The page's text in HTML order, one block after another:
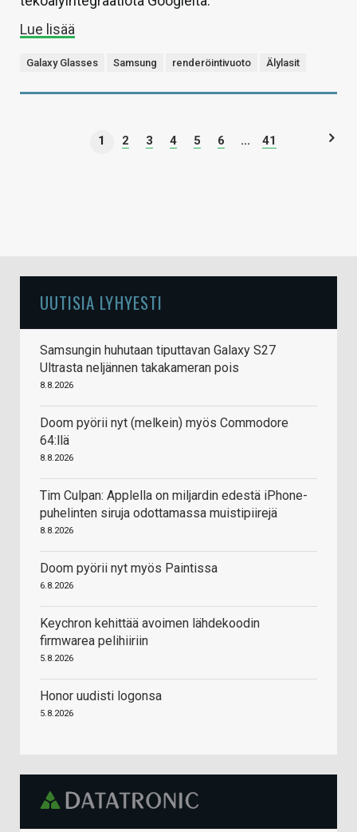
Lue lisää
Galaxy Glasses Samsung renderöintivuoto Älylasit
1 2 3 4 5 6 ... 41
UUTISIA LYHYESTI
Samsungin huhutaan tiputtavan Galaxy S27
Ultrasta neljännen takakameran pois
8.8.2026
Doom pyörii nyt (melkein) myös Commodore
64:llä
8.8.2026
Tim Culpan: Applella on miljardin edestä iPhone-
puhelinten siruja odottamassa muistipiirejä
8.8.2026
Doom pyörii nyt myös Paintissa
6.8.2026
Keychron kehittää avoimen lähdekoodin
firmwarea pelihiiriin
5.8.2026
Honor uudisti logonsa
5.8.2026